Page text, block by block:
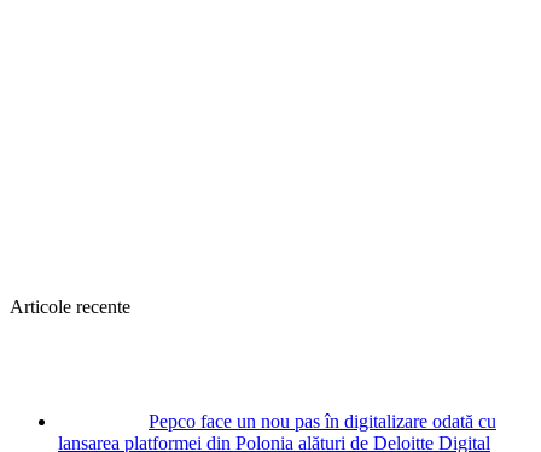
Articole recente
Pepco face un nou pas în digitalizare odată cu
lansarea platformei din Polonia alături de Deloitte Digital